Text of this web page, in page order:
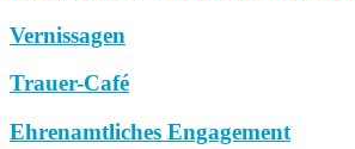
Vernissagen
Trauer-Café
Ehrenamtliches Engagement